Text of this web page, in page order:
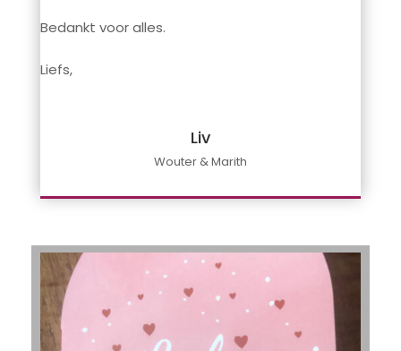
Bedankt voor alles.
Liefs,
Liv
Wouter & Marith